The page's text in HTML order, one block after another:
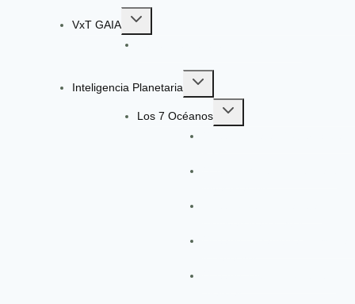
VxT GAIA
Toggle
child
menu
Inteligencia Planetaria
Toggle
child
Los 7 Océanos
Toggle
child